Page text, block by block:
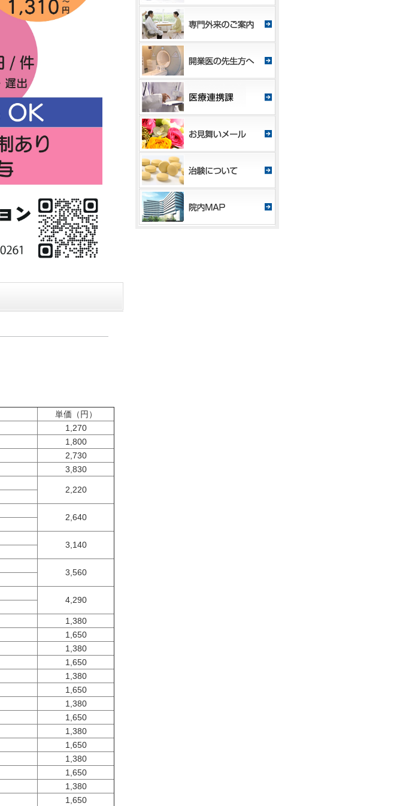
単価（円）
1,270
1,800
2,730
3,830
2,220
2,640
3,140
3,560
4,290
1,380
1,650
1,380
1,650
1,380
1,650
1,380
1,650
1,380
1,650
1,380
1,650
1,380
1,650